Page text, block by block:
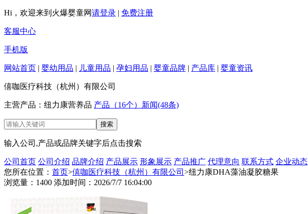
Hi，欢迎来到火爆婴童网请登录 | 免费注册
客服中心
手机版
网站首页 | 婴幼用品 | 儿童用品 | 孕妇用品 | 婴童品牌 | 产品库 | 婴童资讯
僖咖医疗科技（杭州）有限公司
主营产品：纽力康营养品 产品（16个） 新闻(48条)
输入公司,产品或品牌关键字后点击搜索
公司首页 公司介绍 品牌介绍 产品展示 形象展示 产品推广 代理意向 联系方式 企业动态
您所在位置： 首页>僖咖医疗科技（杭州）有限公司 >纽力康DHA藻油凝胶糖果
浏览量：1400 添加时间：2026/7/7 16:04:00